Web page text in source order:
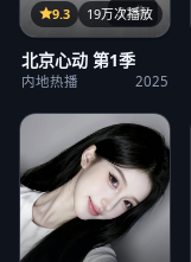
32集
9.3 19万次播放
北京心动 第1季
内地热播 2025